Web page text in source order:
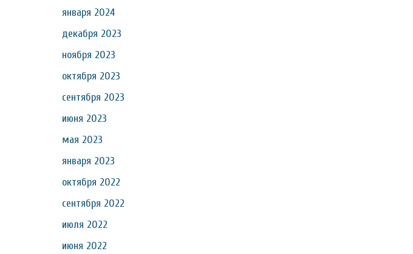
января 2024
декабря 2023
ноября 2023
октября 2023
сентября 2023
июня 2023
мая 2023
января 2023
октября 2022
сентября 2022
июля 2022
июня 2022